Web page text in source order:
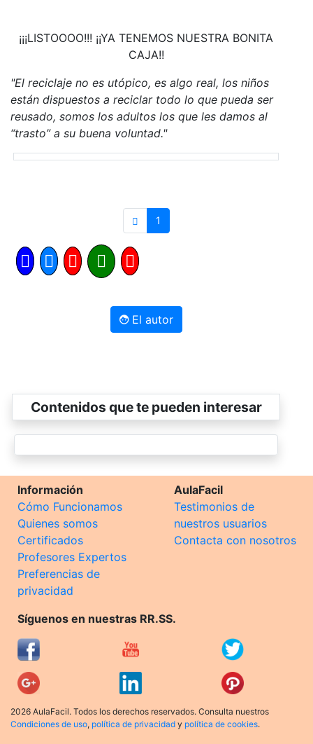
¡¡¡LISTOOOO!!! ¡¡YA TENEMOS NUESTRA BONITA
CAJA!!
"El reciclaje no es utópico, es algo real, los niños
están dispuestos a reciclar todo lo que pueda ser
reusado, somos los adultos los que les damos al
“trasto” a su buena voluntad."
1
El autor
Contenidos que te pueden interesar
Información
Cómo Funcionamos
Quienes somos
Certificados
Profesores Expertos
Preferencias de
privacidad
AulaFacil
Testimonios de
nuestros usuarios
Contacta con nosotros
Síguenos en nuestras RR.SS.
2026 AulaFacil. Todos los derechos reservados. Consulta nuestros
Condiciones de uso, política de privacidad y política de cookies.